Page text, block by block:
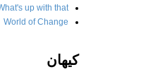
up with that?
World of Change
کیهان